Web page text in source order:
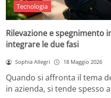
Tecnologia
Rilevazione e spegnimento
integrare le due fasi
Sophia Allegri 18 Maggio 2026
Quando si affronta il tema
in azienda, si tende spesso